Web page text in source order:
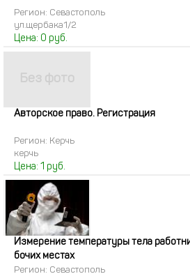
Регион: Севастополь
ул.щербака1/2
Цена: 0 руб.
Авторское право. Регистрация
Регион: Керчь
керчь
Цена: 1 руб.
Измерение температуры тела
бочих местах
Регион: Севастополь